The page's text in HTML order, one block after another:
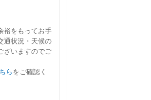
裕をもってお手
通状況・天候の
ざいますのでご
らをご確認く